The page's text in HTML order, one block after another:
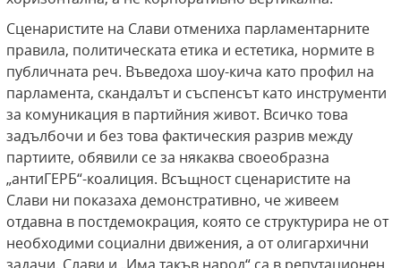
Сценаристите на Слави отмениха парламентарните
правила, политическата етика и естетика, нормите в
публичната реч. Въведоха шоу-кича като профил на
парламента, скандалът и съспенсът като инструменти
за комуникация в партийния живот. Всичко това
задълбочи и без това фактическия разрив между
партиите, обявили се за някаква своеобразна
„антиГЕРБ“-коалиция. Всъщност сценаристите на
Слави ни показаха демонстративно, че живеем
отдавна в постдемокрация, която се структурира не от
необходими социални движения, а от олигархични